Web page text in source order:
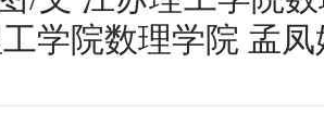
学院数理学院 孟凤